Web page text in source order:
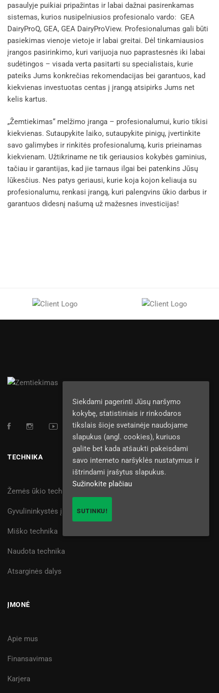
pasaulyje puikiai pripažintas ir labai dažnai pasirenkamas
sistemas, kurios nusipelniusios profesionalo vardo: GEA
DairyProQ, GEA, GEA DairyPro­View. Profesionalumas gali būti
pasiekimas vienoje vietoje ir labai greitai. Dėl tinkamiausios
įrangos pasirinkimo, kuri varijuoja nuo paprastesnės iki labai
sudėtingos – visada verta pasitarti su specialistais, kurie
pateiks Jums konkrečias rekomendacijas bei garantuos, kad
kiekvienas investuotas centas į įrangą atsipirks Jums net
kelis kartus.
„Žemtiekimas“ melžimo įranga – profesionalumui, kurio tikisi
kiekvienas. Sutaupykite laiko, sutaupykite pinigų, įvertinkite
savo galimybes ir rinkitės profesionalumą, kuris prieinamas
kiekvienam. Užtikriname ne tik geriausios kokybės gaminius,
tačiau ir garantijas, kad jie tarnaus ilgai bei patenkins Jūsų
lūkesčius. Nes patys geriausi, kurie koja kojon keliauja su
profesionalumu, renkasi įrangą, kuri palengvins ūkio darbus ir
garantuos didesnį našumą už mažesnes investicijas!
TECHNIKA
Žemės ūkio technika
Gyvulininkystės įranga
Miško technika
Naudota technika
Atsarginės dalys
ĮMONĖ
Apie mus
Finansavimas
Karjera
Siekdami pagerinti Jūsų naršymo
kokybę, statistiniais ir rinkodaros
tikslais šioje svetainėje naudojame
slapukus (angl. cookies), kuriuos
galite bet kada atšaukti pakeisdami
savo interneto naršyklės nustatymus ir
ištrindami įrašytus slapukus.
Sužinokite plačiau
SUTINKU!